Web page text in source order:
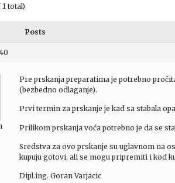
total)
Posts
Pre prskanja preparatima je potrebno
(bezbedno odlaganje).
Prvi termin za prskanje je kad sa stabala
Prilikom prskanja voća potrebno je da se
Sredstva za ovo prskanje su uglavnom na
kupuju gotovi, ali se mogu pripremiti i kod
Dipl.ing. Goran Varjacic